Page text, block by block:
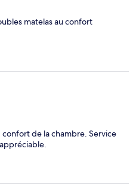
matelas au confort
de la chambre. Service